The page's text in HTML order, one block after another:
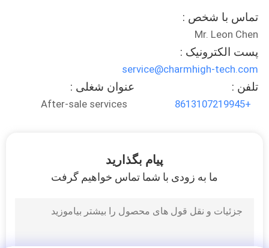
تماس با شخص :
Mr. Leon Chen
پست الکترونیک :
service@charmhigh-tech.com
عنوان شغلی :
After-sale services
تلفن :
+8613107219945
پیام بگذارید
ما به زودی با شما تماس خواهیم گرفت